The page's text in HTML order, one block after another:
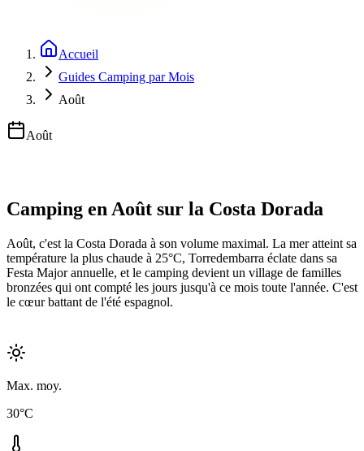
Accueil
Guides Camping par Mois
Août
Août
Camping en Août sur la Costa Dorada
Août, c'est la Costa Dorada à son volume maximal. La mer atteint sa
température la plus chaude à 25°C, Torredembarra éclate dans sa
Festa Major annuelle, et le camping devient un village de familles
bronzées qui ont compté les jours jusqu'à ce mois toute l'année. C'est
le cœur battant de l'été espagnol.
Max. moy.
30°C